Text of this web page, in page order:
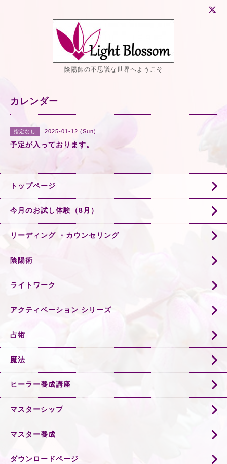
陰陽師の不思議な世界へようこそ
カレンダー
指定なし 2025-01-12 (Sun)
予定が入っております。
トップページ
今月のお試し体験（8月）
リーディング ・カウンセリング
陰陽術
ライトワーク
アクティベーション シリーズ
占術
魔法
ヒーラー養成講座
マスターシップ
マスター養成
ダウンロードページ